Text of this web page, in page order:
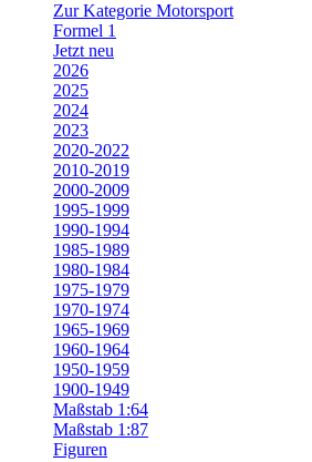
Zur Kategorie Motorsport
Formel 1
Jetzt neu
2026
2025
2024
2023
2020-2022
2010-2019
2000-2009
1995-1999
1990-1994
1985-1989
1980-1984
1975-1979
1970-1974
1965-1969
1960-1964
1950-1959
1900-1949
Maßstab 1:64
Maßstab 1:87
Figuren